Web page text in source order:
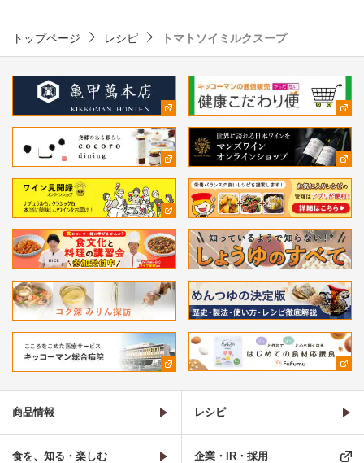
トップページ レシピ トマトソイミルクスープ
商品情報 レシピ
食を、知る・楽しむ 企業・IR・採用